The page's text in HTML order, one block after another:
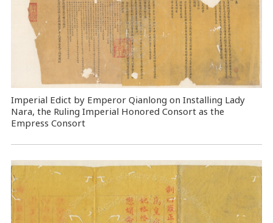
Imperial Edict by Emperor Qianlong on Installing Lady
Nara, the Ruling Imperial Honored Consort as the
Empress Consort